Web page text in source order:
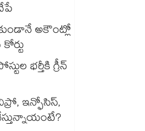
అకౌంట్లో
భర్తీకి గ్రీన్‌‌
విప్రో, ఇన్ఫోసిస్,